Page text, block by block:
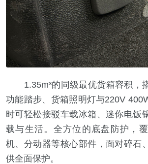
1.35m³的同级最优货箱容积，
功能踏步、货箱照明灯与220V
时可轻松接驳车载冰箱、迷你电饭
载与生活。全方位的底盘防护，
机、分动器等核心部件，面对碎石
供全面保护。